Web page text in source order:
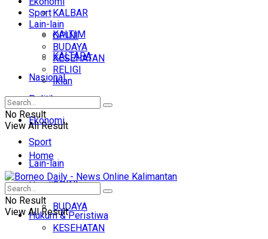
KALBAR
KALTIM
KALTARA
Nasional
Politik
Ekonomi
Sport
Lain-lain
OPINI
BUDAYA
KESEHATAN
Sport
Lain-lain
OPINI
BUDAYA
KESEHATAN
RELIGI
Iklan
No Result
View All Result
Home
Headline
Hukum & Peristiwa
No Result
View All Result